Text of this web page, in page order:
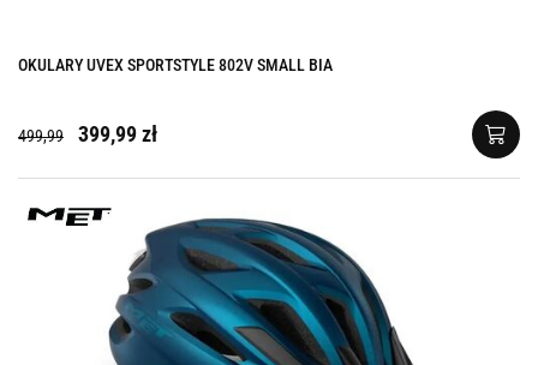
OKULARY UVEX SPORTSTYLE 802V SMALL BIA
499,99 399,99 zł